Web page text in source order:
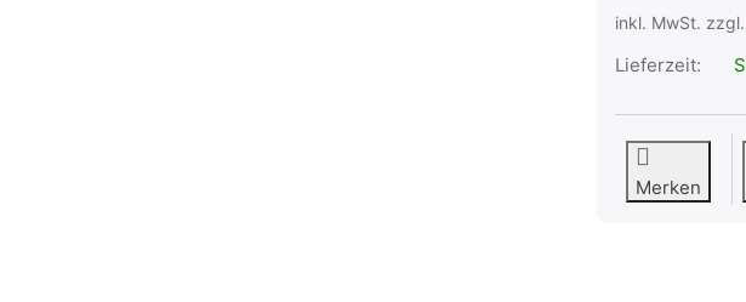
inkl. MwSt.
Lieferzeit:
Merken